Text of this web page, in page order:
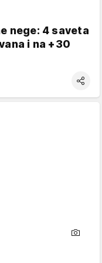
nege: 4 saveta
i na +30